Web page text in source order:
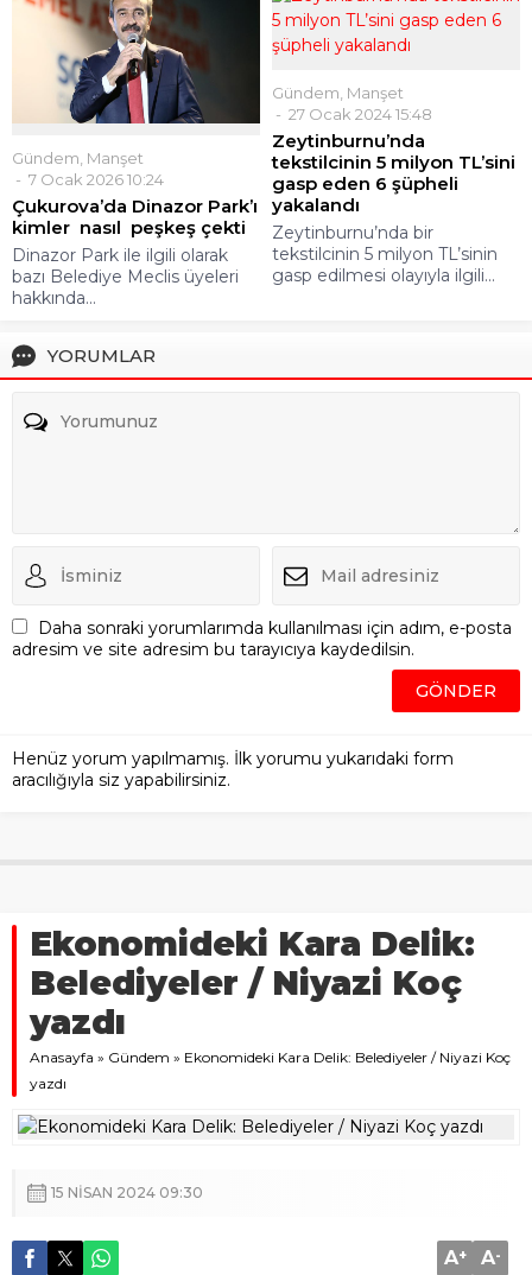
Gündem Manşet
7 Ocak 2026 10:24
Çukurova’da Dinazor Park’ı
kimler nasıl peşkeş çekti
Dinazor Park ile ilgili olarak
bazı Belediye Meclis üyeleri
hakkında...
Gündem Manşet
27 Ocak 2024 15:48
Zeytinburnu’nda
tekstilcinin 5 milyon TL’sini
gasp eden 6 şüpheli
yakalandı
Zeytinburnu’nda bir
tekstilcinin 5 milyon TL’sinin
gasp edilmesi olayıyla ilgili...
YORUMLAR
Daha sonraki yorumlarımda kullanılması için adım, e-posta
adresim ve site adresim bu tarayıcıya kaydedilsin.
Henüz yorum yapılmamış. İlk yorumu yukarıdaki form
aracılığıyla siz yapabilirsiniz.
Ekonomideki Kara Delik:
Belediyeler / Niyazi Koç
yazdı
Anasayfa » Gündem » Ekonomideki Kara Delik: Belediyeler / Niyazi Koç
yazdı
15 NISAN 2024 09:30
A+ A-